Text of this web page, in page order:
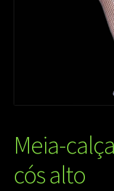
Meia-
cós alto